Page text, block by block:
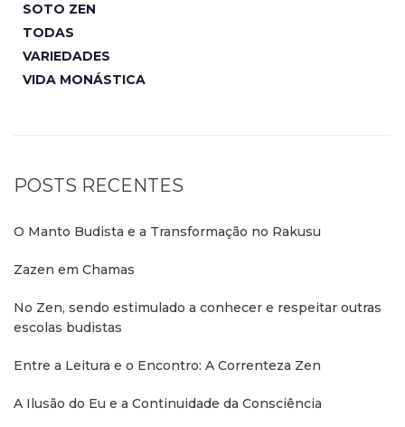
SOTO ZEN
TODAS
VARIEDADES
VIDA MONÁSTICA
POSTS RECENTES
O Manto Budista e a Transformação no Rakusu
Zazen em Chamas
No Zen, sendo estimulado a conhecer e respeitar outras
escolas budistas
Entre a Leitura e o Encontro: A Correnteza Zen
A Ilusão do Eu e a Continuidade da Consciência